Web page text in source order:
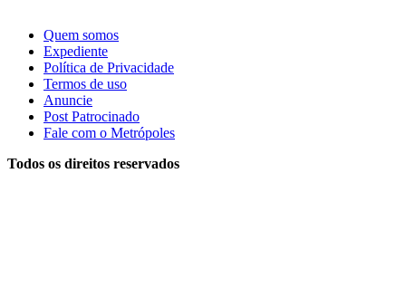
Quem somos
Expediente
Política de Privacidade
Termos de uso
Anuncie
Post Patrocinado
Fale com o Metrópoles
Todos os direitos reservados